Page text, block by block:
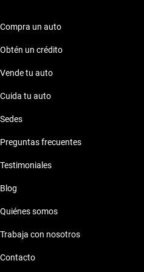
tecnología.
Compra un auto
Obtén un crédito
Vende tu auto
Cuida tu auto
Sedes
Preguntas frecuentes
Testimoniales
Blog
Quiénes somos
Trabaja con nosotros
Contacto